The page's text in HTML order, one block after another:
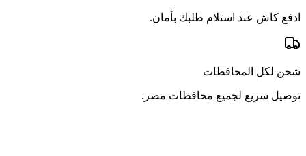
ادفع كاش عند استلام طلبك بأمان.
شحن لكل المحافظات
توصيل سريع لجميع محافظات مصر.